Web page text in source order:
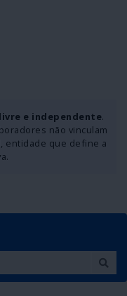
e independente.
não vinculam
entidade que define a